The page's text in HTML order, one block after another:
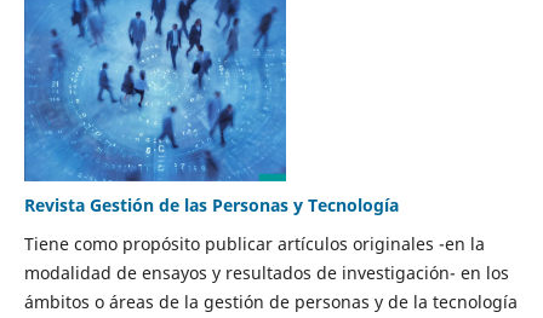
Revista Gestión de las Personas y Tecnología
Tiene como propósito publicar artículos originales -en la
modalidad de ensayos y resultados de investigación- en los
ámbitos o áreas de la gestión de personas y de la tecnología